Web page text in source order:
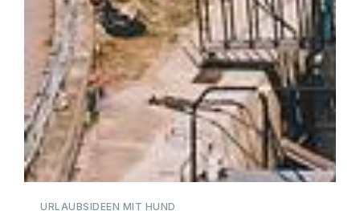
URLAUBSIDEEN MIT HUND